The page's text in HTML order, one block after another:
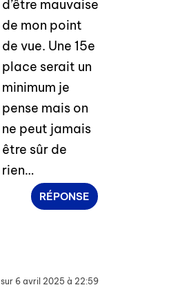
d’être mauvaise
de mon point
de vue. Une 15e
place serait un
minimum je
pense mais on
ne peut jamais
être sûr de
rien…
RÉPONSE
sur 6 avril 2025 à 22:59